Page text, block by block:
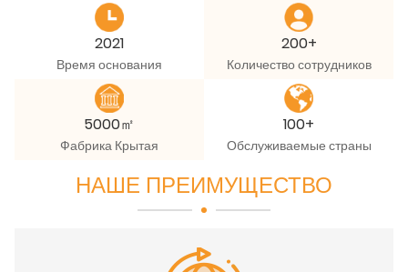
транспортных средствах и другом специальном механическом
оборудовании и электрических транспортных средствах для
отдыха. Компания имеет сварку, нанесение покрытий,
электрофорез, сборку, штамповку и другие четыре цеха по
производству автомобилей. С центром обработки Лунмэнь,
вертикальным центром обработки и различными передовыми
научными исследованиями, десятками комплектов
производственного оборудования, производственными и
2021
Время основания
200+
Количество сотрудников
5000㎡
Фабрика Крытая
100+
Обслуживаемые страны
НАШЕ ПРЕИМУЩЕСТВО